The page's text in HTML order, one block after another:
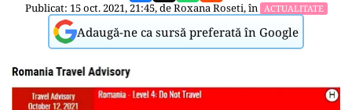
Publicat: 15 oct. 2021, 21:45, deRoxana Roseti, în ACTUALITATE
Adaugă-ne ca sursă preferată în Google